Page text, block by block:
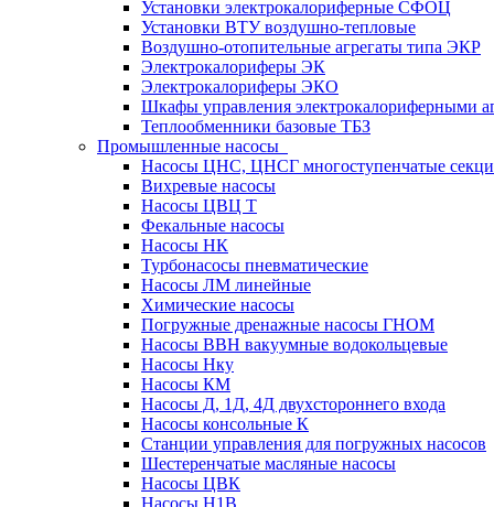
Установки электрокалориферные СФОЦ
Установки ВТУ воздушно-тепловые
Воздушно-отопительные агрегаты типа ЭКР
Электрокалориферы ЭК
Электрокалориферы ЭКО
Шкафы управления электрокалориферными
Теплообменники базовые ТБЗ
Промышленные насосы
Насосы ЦНС, ЦНСГ многоступенчатые
Вихревые насосы
Насосы ЦВЦ Т
Фекальные насосы
Насосы НК
Турбонасосы пневматические
Насосы ЛМ линейные
Химические насосы
Погружные дренажные насосы ГНОМ
Насосы ВВН вакуумные водокольцевые
Насосы Нку
Насосы КМ
Насосы Д, 1Д, 4Д двухстороннего входа
Насосы консольные К
Станции управления для погружных насосов
Шестеренчатые масляные насосы
Насосы ЦВК
Насосы Н1В